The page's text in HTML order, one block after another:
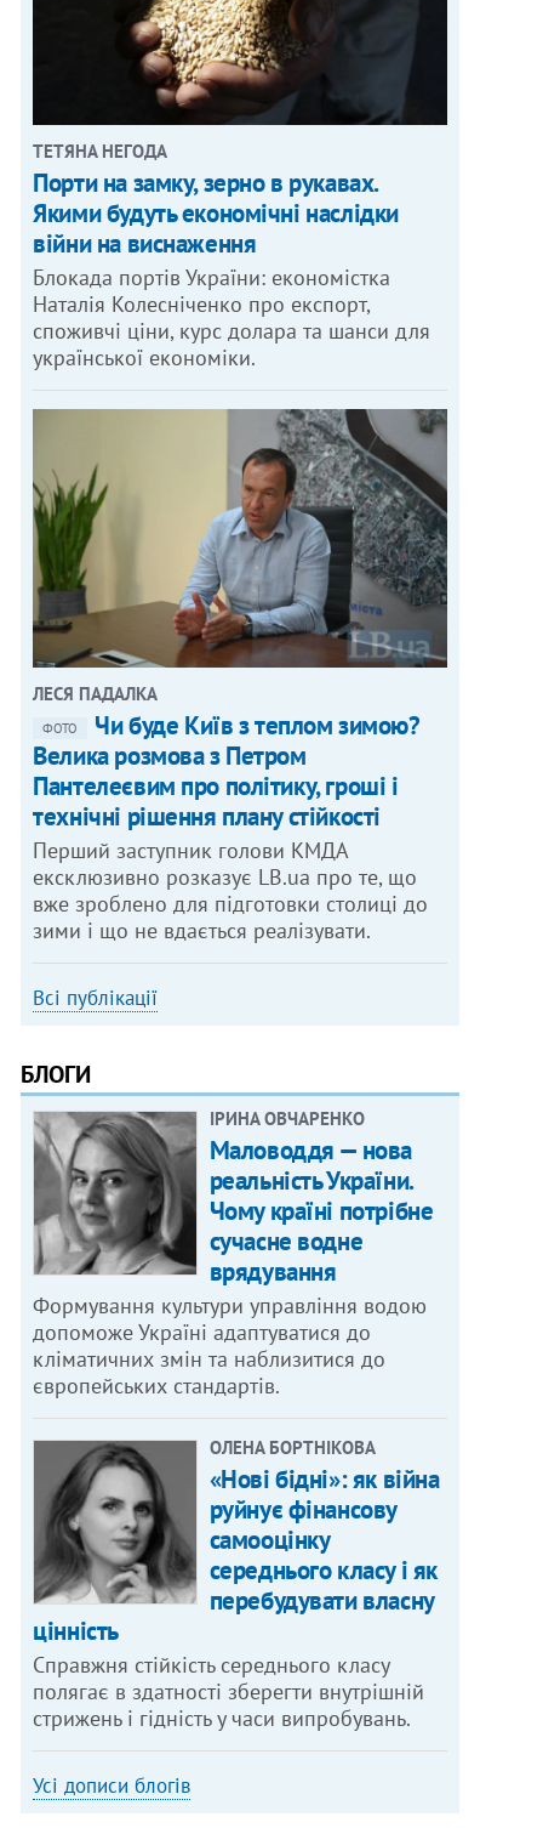
ТЕТЯНА НЕГОДА
Порти на замку, зерно в рукавах.
Якими будуть економічні наслідки
війни на виснаження
Блокада портів України: економістка
Наталія Колесніченко про експорт,
споживчі ціни, курс долара та шанси для
української економіки.
ЛЕСЯ ПАДАЛКА
ФОТО
Чи буде Київ з теплом зимою?
Велика розмова з Петром
Пантелеєвим про політику, гроші і
технічні рішення плану стійкості
Перший заступник голови КМДА
ексклюзивно розказує LB.ua про те, що
вже зроблено для підготовки столиці до
зими і що не вдається реалізувати.
Всі публікації
БЛОГИ
ІРИНА ОВЧАРЕНКО
Маловоддя — нова
реальність України.
Чому країні потрібне
сучасне водне
врядування
Формування культури управління водою
допоможе Україні адаптуватися до
кліматичних змін та наблизитися до
європейських стандартів.
ОЛЕНА БОРТНІКОВА
«Нові бідні»: як війна
руйнує фінансову
самооцінку
середнього класу і як
перебудувати власну
цінність
Справжня стійкість середнього класу
полягає в здатності зберегти внутрішній
стрижень і гідність у часи випробувань.
Усі дописи блогів